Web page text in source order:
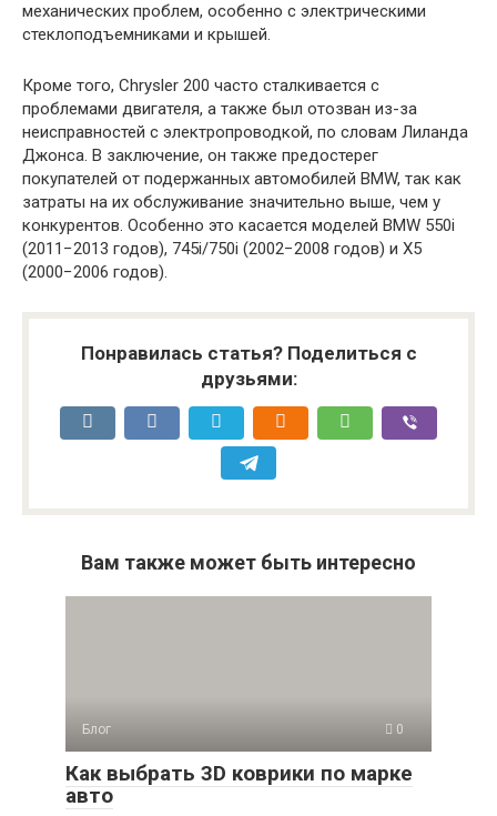
механических проблем, особенно с электрическими
стеклоподъемниками и крышей.
Кроме того, Chrysler 200 часто сталкивается с
проблемами двигателя, а также был отозван из-за
неисправностей с электропроводкой, по словам Лиланда
Джонса. В заключение, он также предостерег
покупателей от подержанных автомобилей BMW, так как
затраты на их обслуживание значительно выше, чем у
конкурентов. Особенно это касается моделей BMW 550i
(2011−2013 годов), 745i/750i (2002−2008 годов) и X5
(2000−2006 годов).
Понравилась статья? Поделиться с
друзьями:
Вам также может быть интересно
Блог 0
Как выбрать 3D коврики по марке
авто